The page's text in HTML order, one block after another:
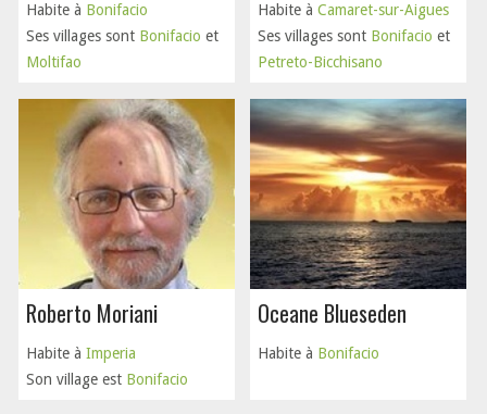
Habite à Bonifacio
Ses villages sont Bonifacio et
Moltifao
Habite à Camaret-sur-Aigues
Ses villages sont Bonifacio et
Petreto-Bicchisano
Roberto Moriani
Habite à Imperia
Son village est Bonifacio
Oceane Blueseden
Habite à Bonifacio